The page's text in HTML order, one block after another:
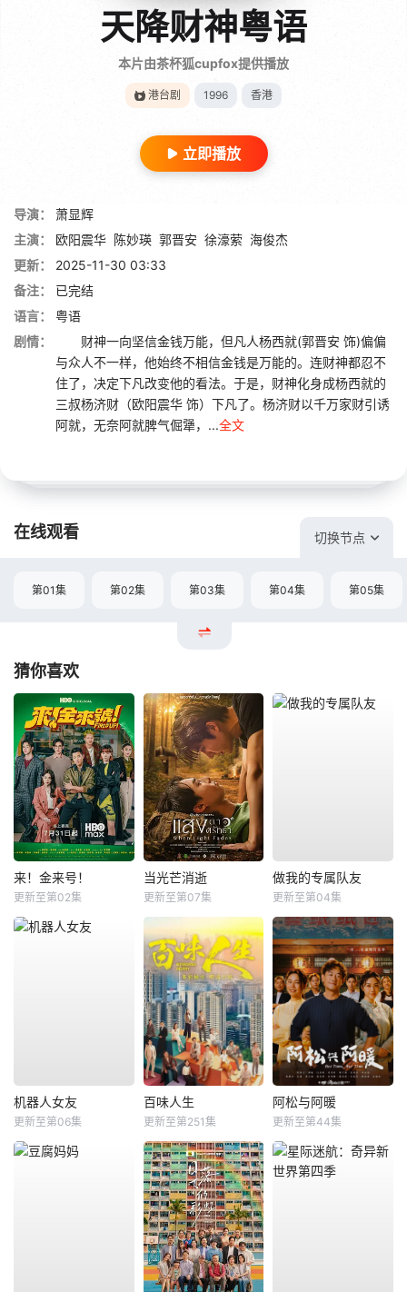
天降财神粤语
本片由茶杯狐cupfox提供播放
港台剧 1996 香港
立即播放
导演：
萧显辉
主演：
欧阳震华 陈妙瑛 郭晋安 徐濠萦 海俊杰
更新：
2025-11-30 03:33
备注：
已完结
语言：
粤语
剧情：
财神一向坚信金钱万能，但凡人杨西就(郭晋安 饰)偏偏
与众人不一样，他始终不相信金钱是万能的。连财神都忍不
住了，决定下凡改变他的看法。于是，财神化身成杨西就的
三叔杨济财（欧阳震华 饰）下凡了。杨济财以千万家财引诱
阿就，无奈阿就脾气倔犟，...全文
在线观看 切换节点
第01集 第02集 第03集 第04集 第05集
猜你喜欢
来！金来号！
更新至第02集
当光芒消逝
更新至第07集
做我的专属队友
更新至第04集
机器人女友
更新至第06集
百味人生
更新至第251集
阿松与阿暖
更新至第44集